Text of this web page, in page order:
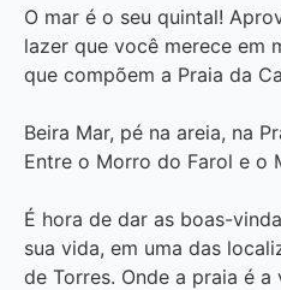
O mar é o seu quintal!
lazer que você merece em
que compõem a Praia da
Beira Mar, pé na areia, na
Entre o Morro do Farol e o
É hora de dar as boas-
sua vida, em uma das
de Torres. Onde a praia é